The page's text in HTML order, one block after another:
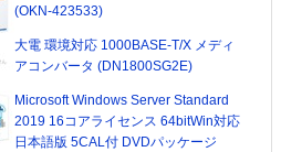
(OKN-423533)
大電 環境対応 1000BASE-T/X メディ
アコンバータ (DN1800SG2E)
Microsoft Windows Server Standard
2019 16コアライセンス 64bitWin対応
日本語版 5CAL付 DVDパッケージ